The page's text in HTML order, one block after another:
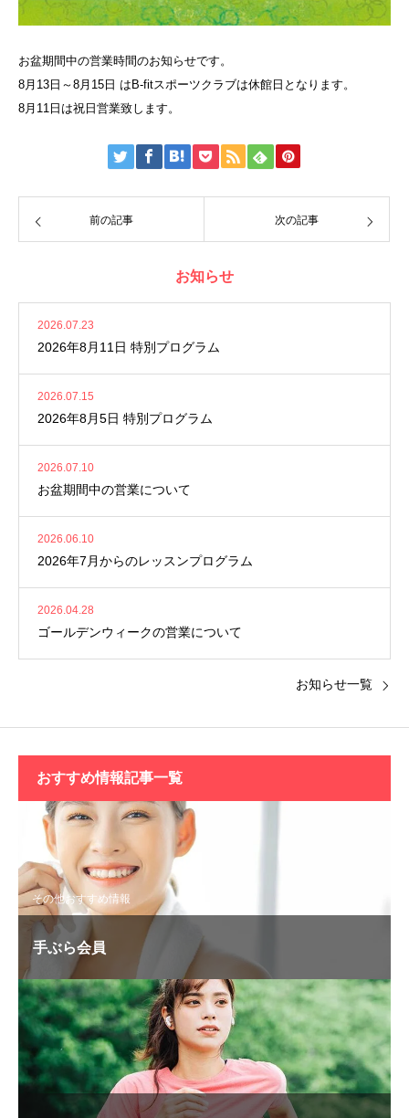
お盆期間中の営業時間のお知らせです。
8月13日～8月15日 はB-fitスポーツクラブは休館日となります。
8月11日は祝日営業致します。
前の記事 次の記事
お知らせ
2026.07.23
2026年8月11日 特別プログラム
2026.07.15
2026年8月5日 特別プログラム
2026.07.10
お盆期間中の営業について
2026.06.10
2026年7月からのレッスンプログラム
2026.04.28
ゴールデンウィークの営業について
お知らせ一覧
おすすめ情報記事一覧
その他おすすめ情報
手ぶら会員